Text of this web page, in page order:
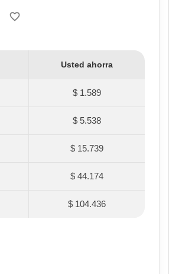
favorite_border
Usted ahorra
$ 1.589
$ 5.538
$ 15.739
$ 44.174
$ 104.436